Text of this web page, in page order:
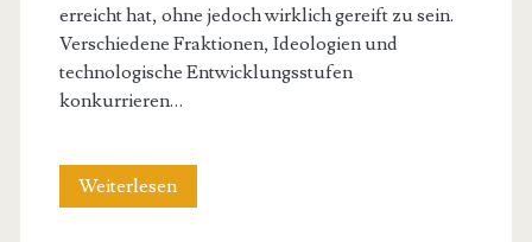
erreicht hat, ohne jedoch wirklich gereift zu sein.
Verschiedene Fraktionen, Ideologien und
technologische Entwicklungsstufen
konkurrieren…
WeiterlesenUnendlichkeit